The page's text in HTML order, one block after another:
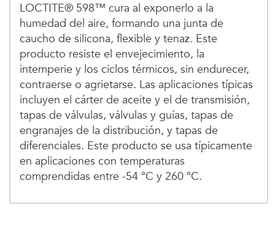
LOCTITE® 598™ cura al exponerlo a la
humedad del aire, formando una junta de
caucho de silicona, flexible y tenaz. Este
producto resiste el envejecimiento, la
intemperie y los ciclos térmicos, sin endurecer,
contraerse o agrietarse. Las aplicaciones típicas
incluyen el cárter de aceite y el de transmisión,
tapas de válvulas, válvulas y guías, tapas de
engranajes de la distribución, y tapas de
diferenciales. Este producto se usa típicamente
en aplicaciones con temperaturas
comprendidas entre -54 °C y 260 °C.